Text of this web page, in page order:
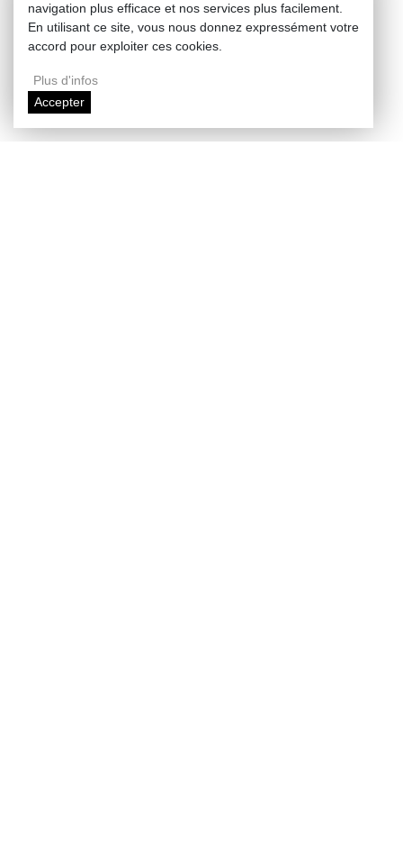
navigation plus efficace et nos services plus facilement.
En utilisant ce site, vous nous donnez expressément votre
accord pour exploiter ces cookies.
Plus d'infos
Accepter